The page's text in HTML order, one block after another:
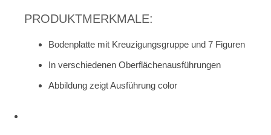
PRODUKTMERKMALE:
Bodenplatte mit Kreuzigungsgruppe und 7 Figuren
In verschiedenen Oberflächenausführungen
Abbildung zeigt Ausführung color